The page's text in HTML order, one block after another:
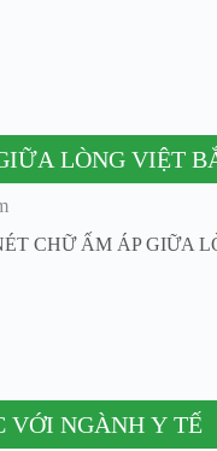
LÒNG VIỆT
CHỮ ẤM ÁP GIỮA
VỚI NGÀNH Y TẾ